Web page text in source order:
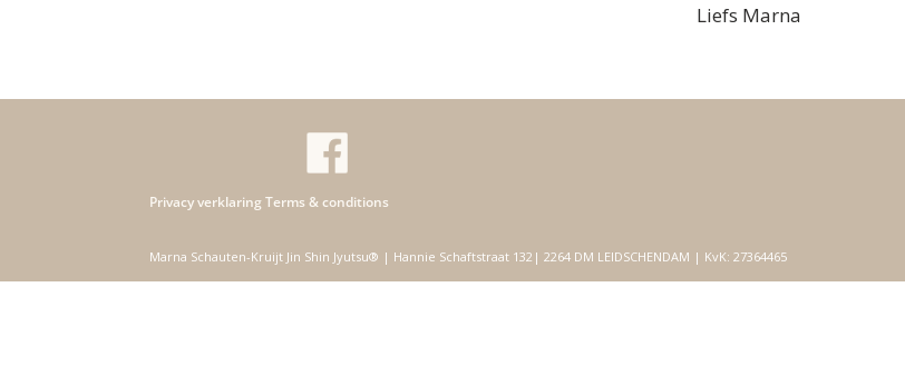
Liefs Marna
Privacy verklaring Terms & conditions
Marna Schauten-Kruijt Jin Shin Jyutsu® | Hannie Schaftstraat 132| 2264 DM LEIDSCHENDAM | KvK: 27364465